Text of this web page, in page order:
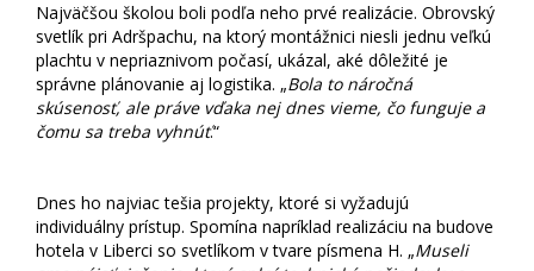
Najväčšou školou boli podľa neho prvé realizácie. Obrovský
svetlík pri Adršpachu, na ktorý montážnici niesli jednu veľkú
plachtu v nepriaznivom počasí, ukázal, aké dôležité je
správne plánovanie aj logistika. „Bola to náročná
skúsenosť, ale práve vďaka nej dnes vieme, čo funguje a
čomu sa treba vyhnúť.“
Dnes ho najviac tešia projekty, ktoré si vyžadujú
individuálny prístup. Spomína napríklad realizáciu na budove
hotela v Liberci so svetlíkom v tvare písmena H. „Museli